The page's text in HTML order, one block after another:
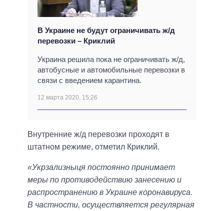
В Украине не будут ограничивать ж/д
перевозки – Криклий
Украина решила пока не ограничивать ж/д,
автобусные и автомобильные перевозки в
связи с введением карантина.
12 марта 2020, 15:26
Внутренние ж/д перевозки проходят в
штатном режиме, отметил Криклий.
«Укрзализныця постоянно принимает
меры по противодействию занесению и
распространению в Украине коронавируса.
В частности, осуществляется регулярная